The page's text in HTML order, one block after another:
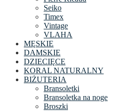
Seiko
Timex
Vintage
VLAHA
MĘSKIE
DAMSKIE
DZIECIĘCE
KORAL NATURALNY
BIŻUTERIA
Bransoletki
Bransoletka na noge
Broszki